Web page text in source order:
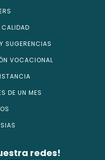
SUGERENCIAS
VOCACIONAL
DE UN MES
redes!